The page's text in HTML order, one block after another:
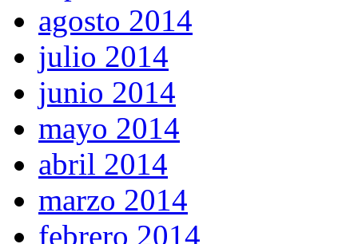
agosto 2014
julio 2014
junio 2014
mayo 2014
abril 2014
marzo 2014
febrero 2014